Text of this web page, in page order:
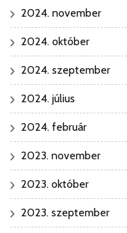
2024. november
2024. október
2024. szeptember
2024. július
2024. február
2023. november
2023. október
2023. szeptember